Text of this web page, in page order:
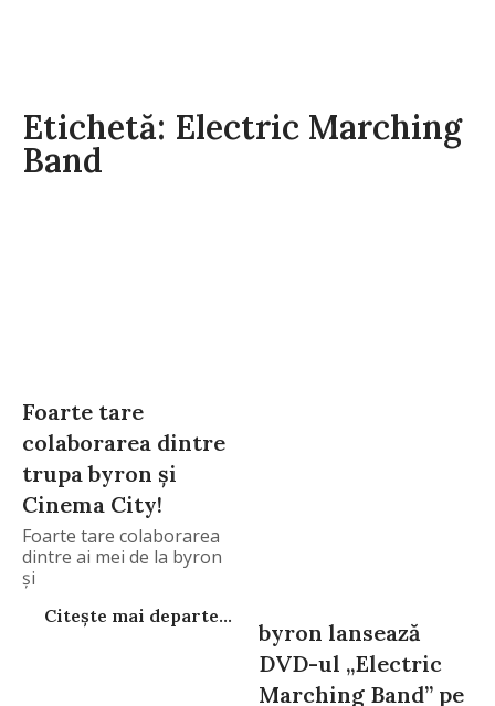
Etichetă: Electric Marching
Band
Foarte tare
colaborarea dintre
trupa byron și
Cinema City!
Foarte tare colaborarea
dintre ai mei de la byron
și
Citește mai departe...
byron lansează
DVD-ul „Electric
Marching Band” pe